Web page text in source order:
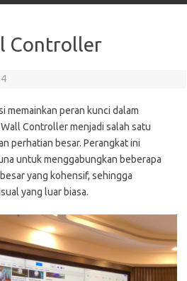
Controller
memainkan peran kunci dalam
Controller menjadi salah satu
perhatian besar. Perangkat ini
untuk menggabungkan beberapa
yang kohensif, sehingga
yang luar biasa.